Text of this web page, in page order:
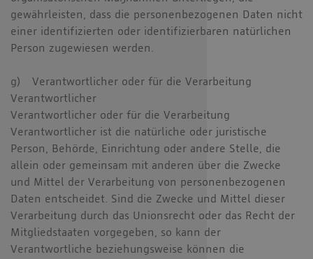
gewährleisten, dass die personenbezogenen Daten nicht
einer identifizierten oder identifizierbaren natürlichen
Person zugewiesen werden.
g) Verantwortlicher oder für die Verarbeitung
Verantwortlicher
Verantwortlicher oder für die Verarbeitung
Verantwortlicher ist die natürliche oder juristische
Person, Behörde, Einrichtung oder andere Stelle, die
allein oder gemeinsam mit anderen über die Zwecke
und Mittel der Verarbeitung von personenbezogenen
Daten entscheidet. Sind die Zwecke und Mittel dieser
Verarbeitung durch das Unionsrecht oder das Recht der
Mitgliedstaaten vorgegeben, so kann der
Verantwortliche beziehungsweise können die